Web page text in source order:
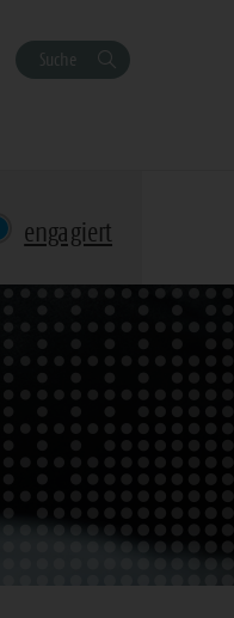
Suche
engagiert